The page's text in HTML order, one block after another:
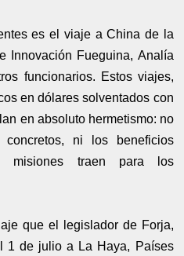
es el viaje a China de la
Innovación Fueguina, Analía
funcionarios. Estos viajes,
en dólares solventados con
en absoluto hermetismo: no
ni los beneficios
misiones traen para los
que el legislador de Forja,
1 de julio a La Haya, Países